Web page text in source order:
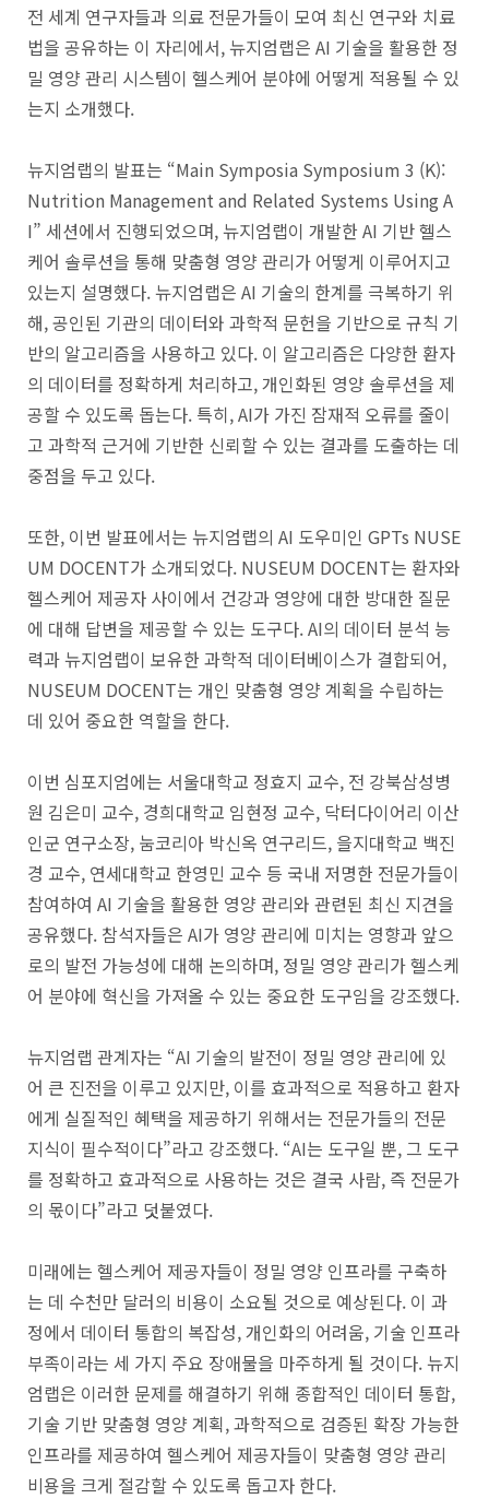
전 세계 연구자들과 의료 전문가들이 모여 최신 연구와 치료
법을 공유하는 이 자리에서, 뉴지엄랩은 AI 기술을 활용한 정
밀 영양 관리 시스템이 헬스케어 분야에 어떻게 적용될 수 있
는지 소개했다.
뉴지엄랩의 발표는 “Main Symposia Symposium 3 (K):
Nutrition Management and Related Systems Using A
I” 세션에서 진행되었으며, 뉴지엄랩이 개발한 AI 기반 헬스
케어 솔루션을 통해 맞춤형 영양 관리가 어떻게 이루어지고
있는지 설명했다. 뉴지엄랩은 AI 기술의 한계를 극복하기 위
해, 공인된 기관의 데이터와 과학적 문헌을 기반으로 규칙 기
반의 알고리즘을 사용하고 있다. 이 알고리즘은 다양한 환자
의 데이터를 정확하게 처리하고, 개인화된 영양 솔루션을 제
공할 수 있도록 돕는다. 특히, AI가 가진 잠재적 오류를 줄이
고 과학적 근거에 기반한 신뢰할 수 있는 결과를 도출하는 데
중점을 두고 있다.
또한, 이번 발표에서는 뉴지엄랩의 AI 도우미인 GPTs NUSE
UM DOCENT가 소개되었다. NUSEUM DOCENT는 환자와
헬스케어 제공자 사이에서 건강과 영양에 대한 방대한 질문
에 대해 답변을 제공할 수 있는 도구다. AI의 데이터 분석 능
력과 뉴지엄랩이 보유한 과학적 데이터베이스가 결합되어,
NUSEUM DOCENT는 개인 맞춤형 영양 계획을 수립하는
데 있어 중요한 역할을 한다.
이번 심포지엄에는 서울대학교 정효지 교수, 전 강북삼성병
원 김은미 교수, 경희대학교 임현정 교수, 닥터다이어리 이산
인군 연구소장, 눔코리아 박신옥 연구리드, 을지대학교 백진
경 교수, 연세대학교 한영민 교수 등 국내 저명한 전문가들이
참여하여 AI 기술을 활용한 영양 관리와 관련된 최신 지견을
공유했다. 참석자들은 AI가 영양 관리에 미치는 영향과 앞으
로의 발전 가능성에 대해 논의하며, 정밀 영양 관리가 헬스케
어 분야에 혁신을 가져올 수 있는 중요한 도구임을 강조했다.
뉴지엄랩 관계자는 “AI 기술의 발전이 정밀 영양 관리에 있
어 큰 진전을 이루고 있지만, 이를 효과적으로 적용하고 환자
에게 실질적인 혜택을 제공하기 위해서는 전문가들의 전문
지식이 필수적이다”라고 강조했다. “AI는 도구일 뿐, 그 도구
를 정확하고 효과적으로 사용하는 것은 결국 사람, 즉 전문가
의 몫이다”라고 덧붙였다.
미래에는 헬스케어 제공자들이 정밀 영양 인프라를 구축하
는 데 수천만 달러의 비용이 소요될 것으로 예상된다. 이 과
정에서 데이터 통합의 복잡성, 개인화의 어려움, 기술 인프라
부족이라는 세 가지 주요 장애물을 마주하게 될 것이다. 뉴지
엄랩은 이러한 문제를 해결하기 위해 종합적인 데이터 통합,
기술 기반 맞춤형 영양 계획, 과학적으로 검증된 확장 가능한
인프라를 제공하여 헬스케어 제공자들이 맞춤형 영양 관리
비용을 크게 절감할 수 있도록 돕고자 한다.